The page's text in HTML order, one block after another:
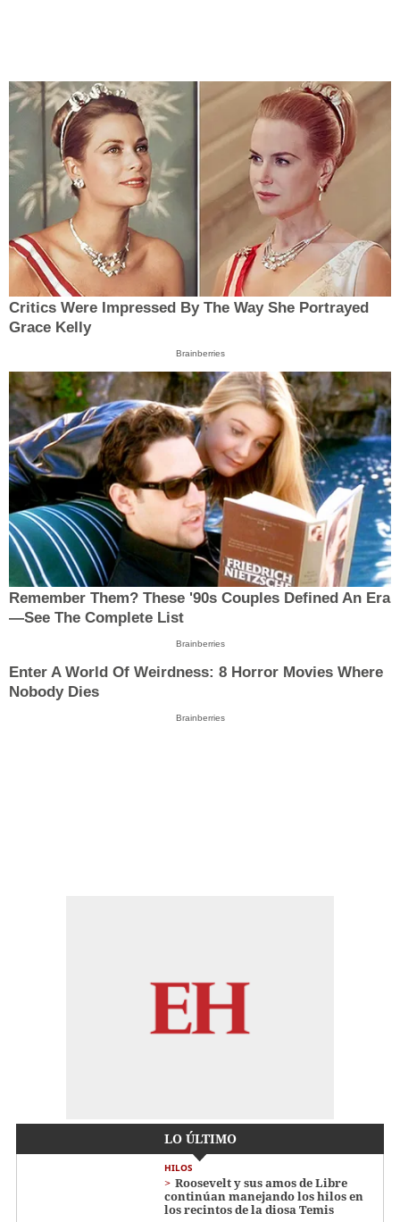
Critics Were Impressed By The Way She Portrayed
Grace Kelly
Brainberries
Remember Them? These '90s Couples Defined An Era
—See The Complete List
Brainberries
Enter A World Of Weirdness: 8 Horror Movies Where
Nobody Dies
Brainberries
LO ÚLTIMO
HILOS
Roosevelt y sus amos de Libre
continúan manejando los hilos en
los recintos de la diosa Temis